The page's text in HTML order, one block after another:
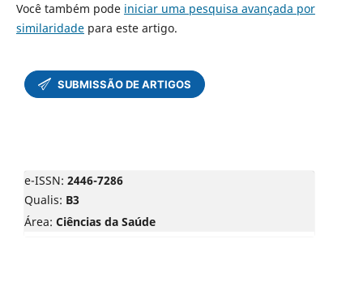
Você também pode iniciar uma pesquisa avançada por
similaridadepara este artigo.
e-ISSN: 2446-7286
Qualis: B3
Área: Ciências da Saúde